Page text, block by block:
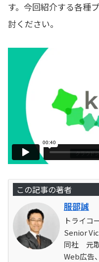
す。今回紹介する各種
討ください。
この記事の著者
服部誠
トライコ
Senior
同社 元
Web広告